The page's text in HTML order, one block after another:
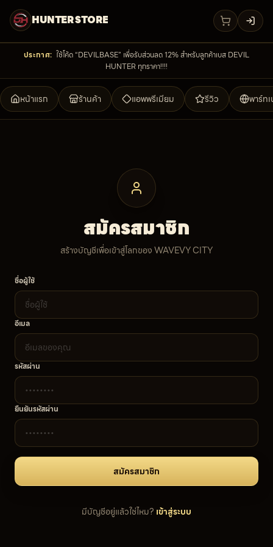
HUNTER STORE เข้าสู่
ประกาศ: ใช้โค้ด “DEVILBASE” เพื่อรับส่วนลด 12% สำหรับลูกค้าเบส DEVIL
HUNTER ทุกราคา!!!!
หน้าแรก ร้านค้า แอพพรีเมียม รีวิว พาร์ท
สมัครสมาชิก
สร้างบัญชีเพื่อเข้าสู่โลกของ WAVEVY CITY
ชื่อผู้ใช้
อีเมล
รหัสผ่าน
ยืนยันรหัสผ่าน
สมัครสมาชิก
มีบัญชีอยู่แล้วใช่ไหม? เข้าสู่ระบบ